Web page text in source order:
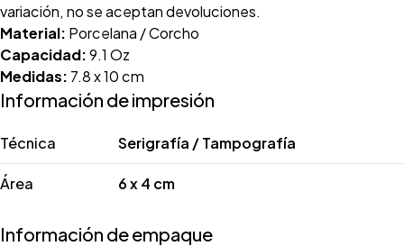
variación, no se aceptan devoluciones.
Material: Porcelana / Corcho
Capacidad:9.1 Oz
Medidas: 7.8 x 10 cm
Información de impresión
Técnica Serigrafía / Tampografía
Área 6 x 4 cm
Información de empaque